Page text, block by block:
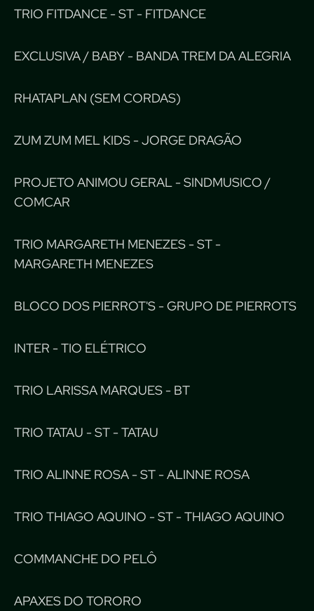
TRIO FITDANCE - ST - FITDANCE
EXCLUSIVA / BABY - BANDA TREM DA ALEGRIA
RHATAPLAN (SEM CORDAS)
ZUM ZUM MEL KIDS - JORGE DRAGÃO
PROJETO ANIMOU GERAL - SINDMUSICO /
COMCAR
TRIO MARGARETH MENEZES - ST -
MARGARETH MENEZES
BLOCO DOS PIERROT'S - GRUPO DE PIERROTS
INTER - TIO ELÉTRICO
TRIO LARISSA MARQUES - BT
TRIO TATAU - ST - TATAU
TRIO ALINNE ROSA - ST - ALINNE ROSA
TRIO THIAGO AQUINO - ST - THIAGO AQUINO
COMMANCHE DO PELÔ
APAXES DO TORORO